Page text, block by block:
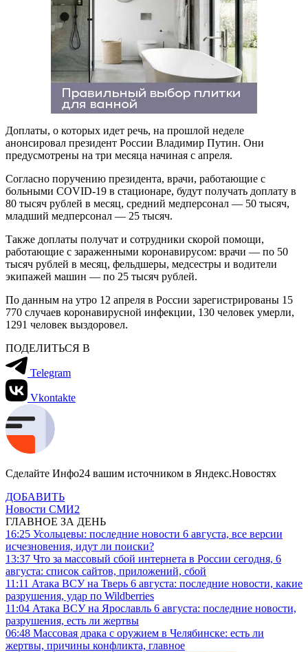
Доплаты, о которых идет речь, на прошлой неделе
анонсировал президент России Владимир Путин. Они
предусмотрены на три месяца начиная с апреля.
Согласно поручению президента, врачи, работающие с
больными COVID-19 в стационаре, будут получать доплату в
80 тысяч рублей в месяц, средний медперсонал — 50 тысяч,
младший медперсонал — 25 тысяч.
Также доплаты получат и сотрудники скорой помощи,
работающие с зараженными коронавирусом: врачи — по 50
тысяч рублей в месяц, фельдшеры, медсестры и водители
экипажей машин — по 25 тысяч рублей.
По данным на утро 12 апреля в России зарегистрированы 15
770 случаев коронавирусной инфекции, 130 человек умерли,
1291 человек выздоровел.
ПОДЕЛИТЬСЯ В
Telegram
Vkontakte
Сделайте Инфо24 вашим источником в Яндекс.Новостях
ДОБАВИТЬ
Новости СМИ2
ГЛАВНОЕ ЗА ДЕНЬ
16:25 Усольцевы: последние новости 6 августа, все версии
исчезновения, идут ли поиски?
13:37 Что за массовый сбой интернета в России сегодня, 6
августа: список сайтов, приложений, сбой
11:11 Атака ВСУ на Тверь 6 августа: последние новости, какие
разрушения, удар по Wildberries
11:04 Атака ВСУ на Ярославль 6 августа: последние новости,
разрушения, есть ли жертвы
06:48 Массовая драка с оружием в Челябинске: есть ли
жертвы, причины конфликта, главное